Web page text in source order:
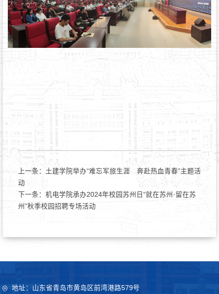
上一条： 土建学院举办“难忘军旅生涯 奔赴热血青春”主题活
动
下一条： 机电学院承办2024年校园苏州日“就在苏州·留在苏
州”秋季校园招聘专场活动
地址：山东省青岛市黄岛区前湾港路579号